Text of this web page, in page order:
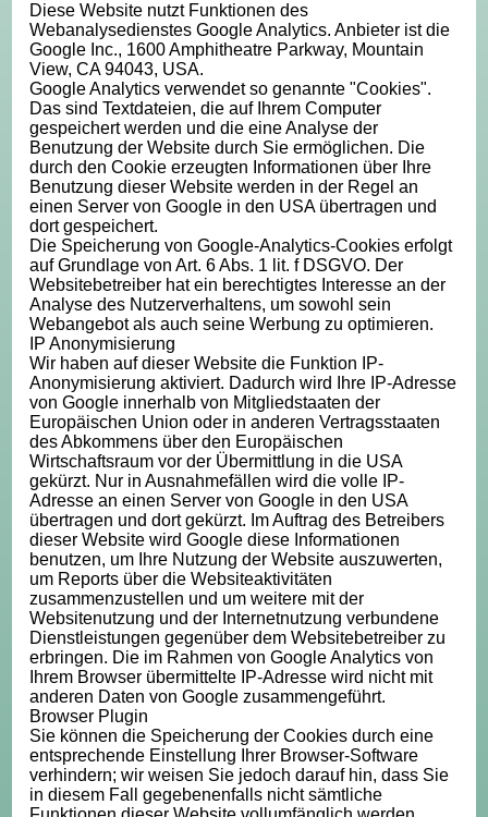
Diese Website nutzt Funktionen des
Webanalysedienstes Google Analytics. Anbieter ist die
Google Inc., 1600 Amphitheatre Parkway, Mountain
View, CA 94043, USA.
Google Analytics verwendet so genannte "Cookies".
Das sind Textdateien, die auf Ihrem Computer
gespeichert werden und die eine Analyse der
Benutzung der Website durch Sie ermöglichen. Die
durch den Cookie erzeugten Informationen über Ihre
Benutzung dieser Website werden in der Regel an
einen Server von Google in den USA übertragen und
dort gespeichert.
Die Speicherung von Google-Analytics-Cookies erfolgt
auf Grundlage von Art. 6 Abs. 1 lit. f DSGVO. Der
Websitebetreiber hat ein berechtigtes Interesse an der
Analyse des Nutzerverhaltens, um sowohl sein
Webangebot als auch seine Werbung zu optimieren.
IP Anonymisierung
Wir haben auf dieser Website die Funktion IP-
Anonymisierung aktiviert. Dadurch wird Ihre IP-Adresse
von Google innerhalb von Mitgliedstaaten der
Europäischen Union oder in anderen Vertragsstaaten
des Abkommens über den Europäischen
Wirtschaftsraum vor der Übermittlung in die USA
gekürzt. Nur in Ausnahmefällen wird die volle IP-
Adresse an einen Server von Google in den USA
übertragen und dort gekürzt. Im Auftrag des Betreibers
dieser Website wird Google diese Informationen
benutzen, um Ihre Nutzung der Website auszuwerten,
um Reports über die Websiteaktivitäten
zusammenzustellen und um weitere mit der
Websitenutzung und der Internetnutzung verbundene
Dienstleistungen gegenüber dem Websitebetreiber zu
erbringen. Die im Rahmen von Google Analytics von
Ihrem Browser übermittelte IP-Adresse wird nicht mit
anderen Daten von Google zusammengeführt.
Browser Plugin
Sie können die Speicherung der Cookies durch eine
entsprechende Einstellung Ihrer Browser-Software
verhindern; wir weisen Sie jedoch darauf hin, dass Sie
in diesem Fall gegebenenfalls nicht sämtliche